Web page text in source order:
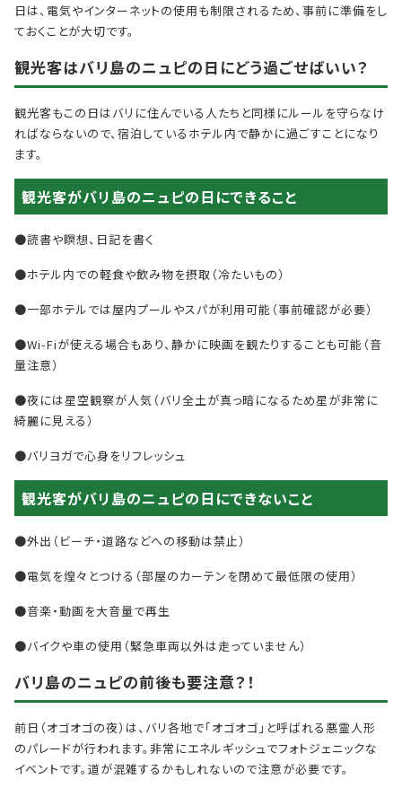
日は、電気やインターネットの使用も制限されるため、事前に準備をし
ておくことが大切です。
観光客はバリ島のニュピの日にどう過ごせばいい？
観光客もこの日はバリに住んでいる人たちと同様にルールを守らなけ
ればならないので、宿泊しているホテル内で静かに過ごすことになり
ます。
観光客がバリ島のニュピの日にできること
●読書や瞑想、日記を書く
●ホテル内での軽食や飲み物を摂取（冷たいもの）
●一部ホテルでは屋内プールやスパが利用可能（事前確認が必要）
●Wi-Fiが使える場合もあり、静かに映画を観たりすることも可能（音
量注意）
●夜には星空観察が人気（バリ全土が真っ暗になるため星が非常に
綺麗に見える）
●バリヨガで心身をリフレッシュ
観光客がバリ島のニュピの日にできないこと
●外出（ビーチ・道路などへの移動は禁止）
●電気を煌々とつける（部屋のカーテンを閉めて最低限の使用）
●音楽・動画を大音量で再生
●バイクや車の使用（緊急車両以外は走っていません）
バリ島のニュピの前後も要注意？！
前日（オゴオゴの夜）は、バリ各地で「オゴオゴ」と呼ばれる悪霊人形
のパレードが行われます。非常にエネルギッシュでフォトジェニックな
イベントです。道が混雑するかもしれないので注意が必要です。